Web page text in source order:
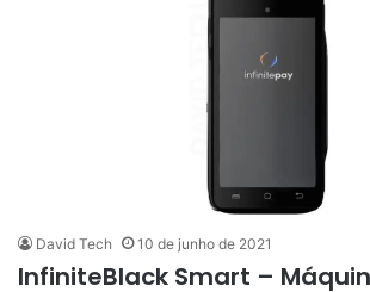
David Tech 10 de junho de 2021
InfiniteBlack Smart –